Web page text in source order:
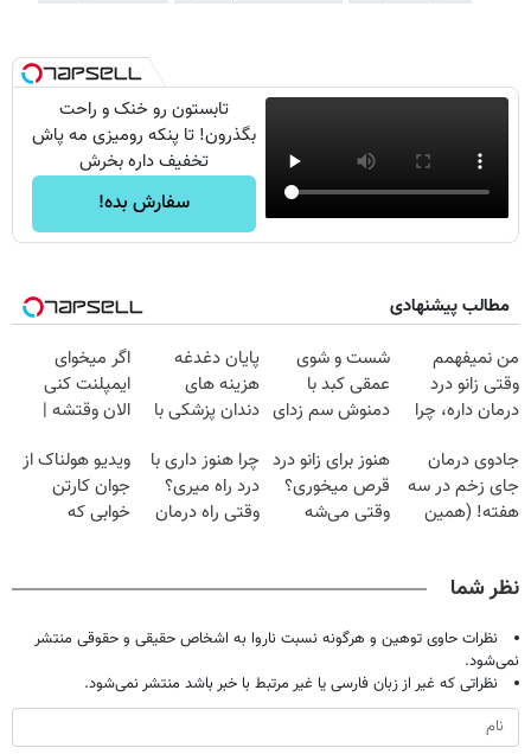
تابستون رو خنک و راحت
بگذرون! تا پنکه رومیزی مه پاش
تخفیف داره بخرش
سفارش بده!
مطالب پیشنهادی
من نمیفهمم
وقتی زانو درد
درمان داره، چرا
تحمل میکنی؟❗
شست و شوی
عمقی کبد با
دمنوش سم زدای
پایان دغدغه
هزینه های
دندان پزشکی با
خانگی
اگر میخوای
ایمپلنت کنی
الان وقتشه |
میلیون تومان!!!
جادوی درمان
جای زخم در سه
هفته! (همین
هنوز برای زانو درد
قرص میخوری؟
وقتی می‌شه
چرا هنوز داری با
درد راه میری؟
وقتی راه درمان
ویدیو هولناک از
جوان کارتن
خوابی که
نظر شما
نظرات حاوی توهین و هرگونه نسبت ناروا به اشخاص حقیقی و حقوقی منتشر
نمی‌شود.
نظراتی که غیر از زبان فارسی یا غیر مرتبط با خبر باشد منتشر نمی‌شود.